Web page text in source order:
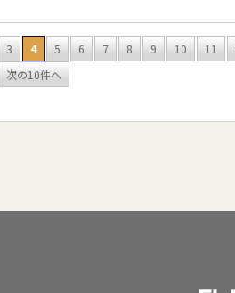
3 4 5 6 7 8 9 10 11
次の10件へ